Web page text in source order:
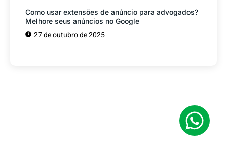
Como usar extensões de anúncio para advogados?
Melhore seus anúncios no Google
27 de outubro de 2025
Fale com o nosso time de vendas! Estamos